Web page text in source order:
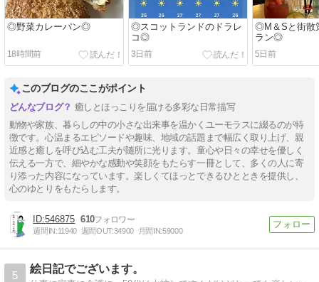
◎野菜カレーパン◎
18時間前
◎スコットランドのドラレ
コ◎
3日前
◎M＆Sと街散
ラン◎
5日前
このブログのここがポイント
癒しとほっこりを届ける多彩な日常描写
動物や家族、暮らしの中の小さな出来事を温かくユーモラスに綴るのが特
徴です。心温まるエピソードや趣味、地域の話題まで幅広く取り上げ、親
近感と癒しを呼び込む工夫が随所に光ります。童心や日々の幸せを優しく
伝える一方で、細やかな感動や笑顔をもたらす一冊として、多くの人に寄
り添った内容になっています。楽しくてほっとできるひとときを提供し、
心のゆとりをもたらします。
546875 610
週間IN:11940 週間OUT:34900 月間IN:59000
5
絵日記でございます。